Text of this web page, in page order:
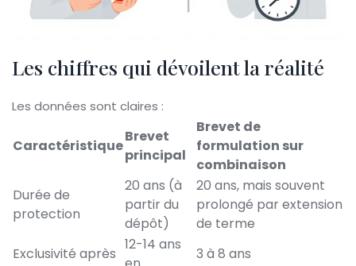
Les chiffres qui dévoilent la réalité
Les données sont claires :
Caractéristique
Brevet
principal
Brevet de
formulation sur
combinaison
Durée de
protection
20 ans (à
partir du
dépôt)
20 ans, mais souvent
prolongé par extension
de terme
Exclusivité après
12-14 ans
3 à 8 ans